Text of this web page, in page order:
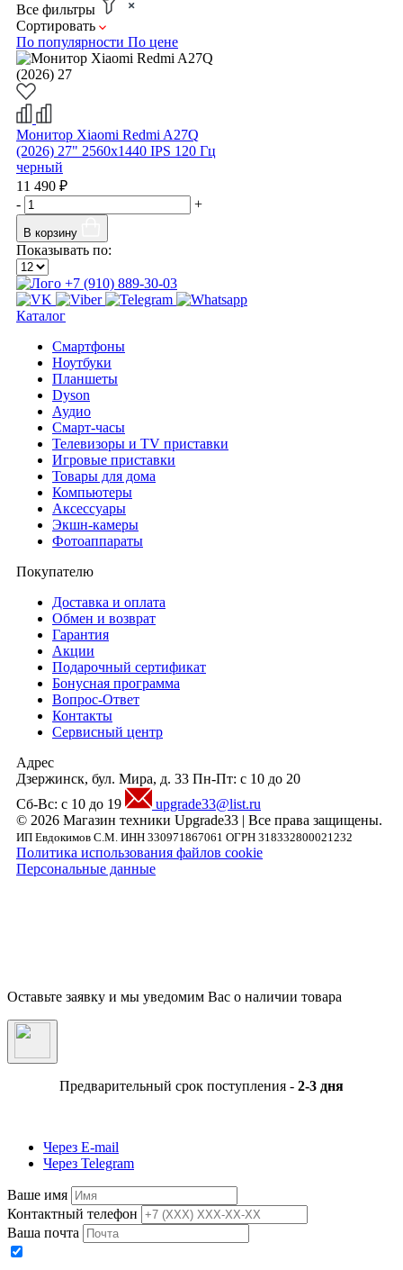
Все фильтры
Сортировать
По популярности По цене
Монитор Xiaomi Redmi A27Q
(2026) 27" 2560x1440 IPS 120 Гц
черный
11 490 ₽
-
+
В корзину
Показывать по:
+7 (910) 889-30-03
Каталог
Смартфоны
Ноутбуки
Планшеты
Dyson
Аудио
Смарт-часы
Телевизоры и TV приставки
Игровые приставки
Товары для дома
Компьютеры
Аксесcуары
Экшн-камеры
Фотоаппараты
Покупателю
Доставка и оплата
Обмен и возврат
Гарантия
Акции
Подарочный сертификат
Бонусная программа
Вопрос-Ответ
Контакты
Сервисный центр
Адрес
Дзержинск, бул. Мира, д. 33 Пн-Пт: с 10 до 20
Сб-Вс: с 10 до 19
upgrade33@list.ru
© 2026 Магазин техники Upgrade33 | Все права защищены.
ИП Евдокимов С.М. ИНН 330971867061 ОГРН 318332800021232
Политика использования файлов cookie
Персональные данные
Оставьте заявку и мы уведомим Вас о наличии товара
Предварительный срок поступления - 2-3 дня
Через E-mail
Через Telegram
Ваше имя
Контактный телефон
Ваша почта